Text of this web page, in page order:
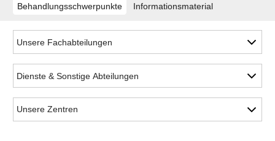
Behandlungsschwerpunkte
Informationsmaterial